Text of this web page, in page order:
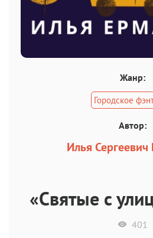
Жанр:
Городское
Автор:
Илья
«Святые с
401